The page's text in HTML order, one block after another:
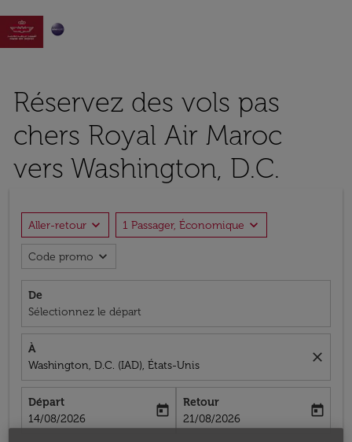

Réservez des vols pas
chers Royal Air Maroc
vers Washington, D.C.
Aller-retour expand_more 1 Passager, Économique expand_more
Code promo expand_more
De
Sélectionnez le départ
À
Washington, D.C. (IAD), États-Unis
close
Départ
fc-booking-departure-date-aria-label
14/08/2026
today
Retour
fc-booking-return-date-aria-label
21/08/2026
today